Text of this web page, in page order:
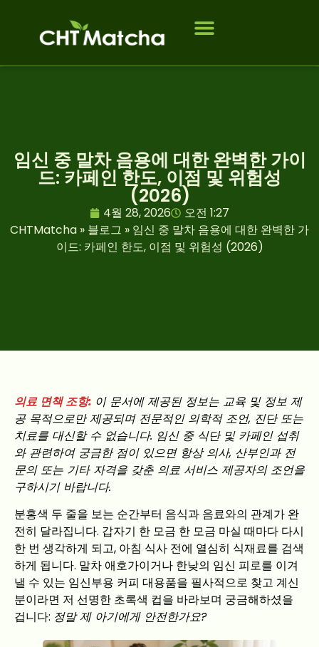
임신 중 말차 음용에 대한 완벽한 가이
드: 카페인 한도, 이점 및 위험성
(2026)
4월 28, 2026
오전 1:27
CHTMatcha » 블로그 » 임신 중 말차 음용에 대한 완벽한 가
이드: 카페인 한도, 이점 및 위험성 (2026)
의료 면책 조항: 이 문서에 제공된 정보는 교육 및 정보 제
공 목적으로만 제공되며 전문적인 의학적 조언, 진단 또는
치료를 대신할 수 없습니다. 임신 중 식단 및 카페인 섭취
와 관련하여 궁금한 점이 있으면 항상 의사, 산부인과 전
문의 또는 기타 자격을 갖춘 의료 서비스 제공자의 조언을
구하시기 바랍니다.
분홍색 두 줄을 보는 순간부터 음식과 음료와의 관계가 완
전히 달라집니다. 갑자기 한 모금 한 모금 마실 때마다 다시
한 번 생각하게 되고, 아침 식사 전에 열심히 식재료를 검색
하게 됩니다. 말차 애호가이거나 한낮의 임신 피로를 이겨
낼 수 있는 임신부용 커피 대용품을 필사적으로 찾고 계신
분이라면 저 선명한 초록색 컵을 바라보며 궁금해하셨을
겁니다: 정말 제 아기에게 안전한가요?